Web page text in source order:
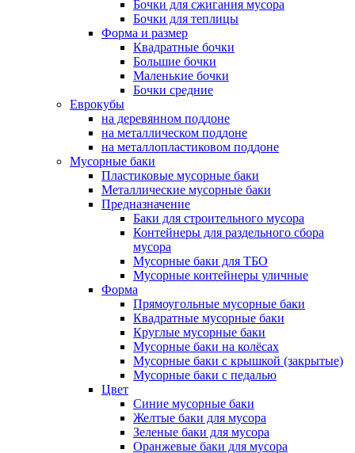
Бочки для сжигания мусора
Бочки для теплицы
Форма и размер
Квадратные бочки
Большие бочки
Маленькие бочки
Бочки средние
Еврокубы
на деревянном поддоне
на металлическом поддоне
на металлопластиковом поддоне
Мусорные баки
Пластиковые мусорные баки
Металлические мусорные баки
Предназначение
Баки для строительного мусора
Контейнеры для раздельного сбора
мусора
Мусорные баки для ТБО
Мусорные контейнеры уличные
Форма
Прямоугольные мусорные баки
Квадратные мусорные баки
Круглые мусорные баки
Мусорные баки на колёсах
Мусорные баки с крышкой (закрытые)
Мусорные баки с педалью
Цвет
Синие мусорные баки
Желтые баки для мусора
Зеленые баки для мусора
Оранжевые баки для мусора